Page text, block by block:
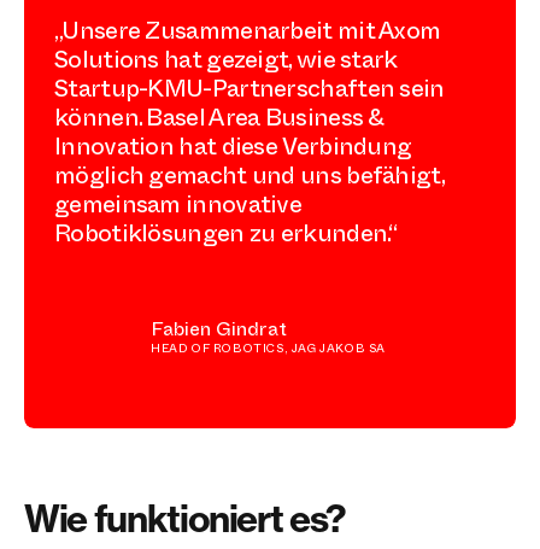
„Unsere Zusammenarbeit mit Axom
Solutions hat gezeigt, wie stark
Startup-KMU-Partnerschaften sein
können. Basel Area Business &
Innovation hat diese Verbindung
möglich gemacht und uns befähigt,
gemeinsam innovative
Robotiklösungen zu erkunden.“
Fabien Gindrat
HEAD OF ROBOTICS, JAG JAKOB SA
Wie funktioniert es?